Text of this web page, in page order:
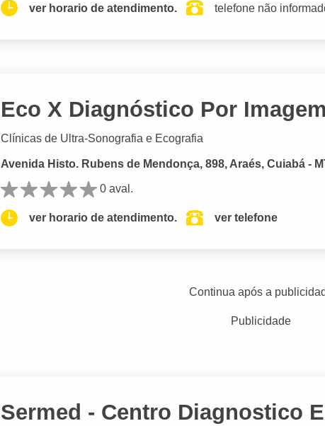
ver horario de atendimento. telefone não
Eco X Diagnóstico Por Imagem
Clínicas de Ultra-Sonografia e Ecografia
Avenida Histo. Rubens de Mendonça, 898, Araés, Cuiabá -
0 aval.
ver horario de atendimento. ver telefone
Continua após a
Publicidade
Sermed - Centro Diagnostico